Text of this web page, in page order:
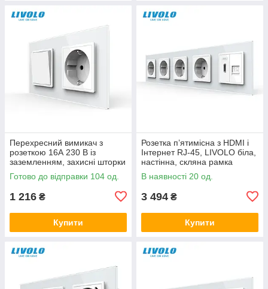
Перехресний вимикач з
розеткою 16А 230 В із
заземленням, захисні шторки
LIVOLO білий скло
Готово до відправки 104 од.
1 216 ₴
Купити
Розетка п’ятимісна з HDMI і
Інтернет RJ-45, LIVOLO біла,
настінна, скляна рамка
В наявності 20 од.
3 494 ₴
Купити